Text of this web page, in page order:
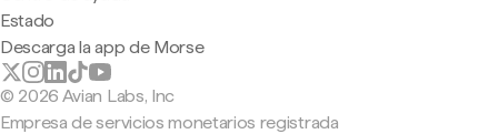
Estado
Descarga la app de Morse
© 2026 Avian Labs, Inc
Empresa de servicios monetarios registrada